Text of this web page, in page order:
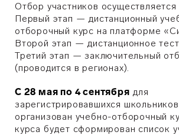
Отбор участников осуществляется
Первый этап — дистанционный
отборочный курс на платформе
Второй этап — дистанционное
Третий этап — заключительный
(проводится в регионах).
С 28 мая по 4 сентября для
зарегистрировавшихся
организован учебно-отборочный
курса будет сформирован список